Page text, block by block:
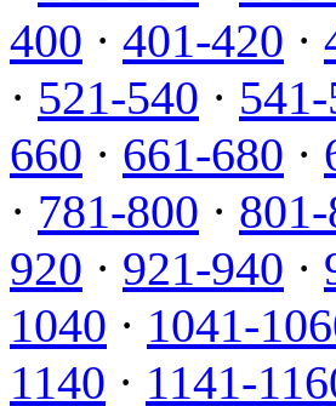
400 · 401-420 ·
· 521-540 ·
660 · 661-680 ·
· 781-800 ·
920 · 921-940 ·
1040 · 1041-
1140 · 1141-